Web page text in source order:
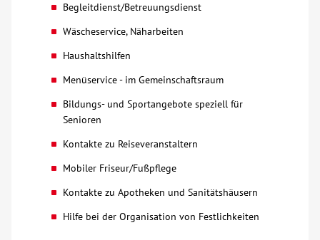
Begleitdienst/Betreuungsdienst
Wäscheservice, Näharbeiten
Haushaltshilfen
Menüservice - im Gemeinschaftsraum
Bildungs- und Sportangebote speziell für
Senioren
Kontakte zu Reiseveranstaltern
Mobiler Friseur/Fußpflege
Kontakte zu Apotheken und Sanitätshäusern
Hilfe bei der Organisation von Festlichkeiten